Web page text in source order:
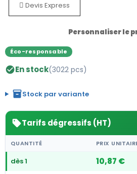
Devis Express
Personnaliser le
Éco-responsable
check_circleEn stock(3022 pcs)
inventory_2Stock par variante
sellTarifs dégressifs (HT)
QUANTITÉ PRIX
dès 1 10,87 €